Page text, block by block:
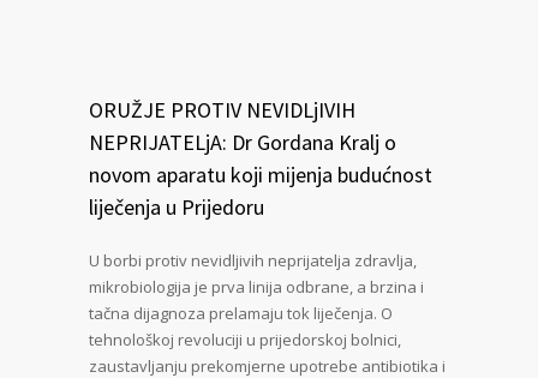
ORUŽJE PROTIV NEVIDLjIVIH
NEPRIJATELjA: Dr Gordana Kralj o
novom aparatu koji mijenja budućnost
liječenja u Prijedoru
U borbi protiv nevidljivih neprijatelja zdravlja,
mikrobiologija je prva linija odbrane, a brzina i
tačna dijagnoza prelamaju tok liječenja. O
tehnološkoj revoluciji u prijedorskoj bolnici,
zaustavljanju prekomjerne upotrebe antibiotika i